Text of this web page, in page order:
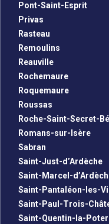
Pont-Saint-Esprit
Privas
Rasteau
Remoulins
Reauville
Rochemaure
Roquemaure
Roussas
Roche-Saint-Secret-
Romans-sur-Isère
Sabran
Saint-Just-d’Ardèche
Saint-Marcel-
Saint-Pantaléon-les-
Saint-Paul-Trois-
Saint-Quentin-la-